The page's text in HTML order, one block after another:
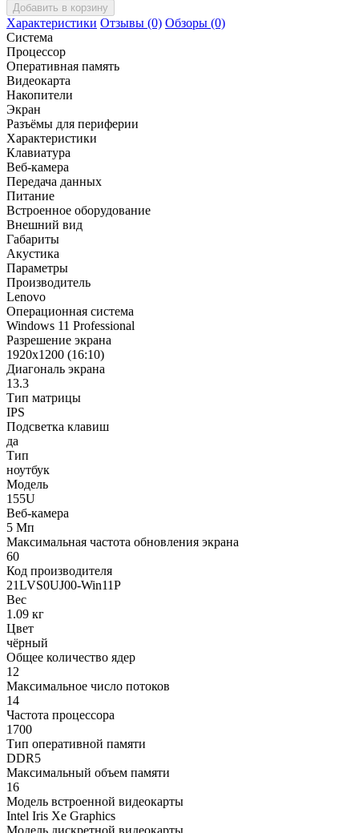
Добавить в корзину
Характеристики Отзывы (0) Обзоры (0)
Система
Процессор
Оперативная память
Видеокарта
Накопители
Экран
Разъёмы для периферии
Характеристики
Клавиатура
Веб-камера
Передача данных
Питание
Встроенное оборудование
Внешний вид
Габариты
Акустика
Параметры
Производитель
Lenovo
Операционная система
Windows 11 Professional
Разрешение экрана
1920x1200 (16:10)
Диагональ экрана
13.3
Тип матрицы
IPS
Подсветка клавиш
да
Тип
ноутбук
Модель
155U
Веб-камера
5 Мп
Максимальная частота обновления экрана
60
Код производителя
21LVS0UJ00-Win11P
Вес
1.09 кг
Цвет
чёрный
Общее количество ядер
12
Максимальное число потоков
14
Частота процессора
1700
Тип оперативной памяти
DDR5
Максимальный объем памяти
16
Модель встроенной видеокарты
Intel Iris Xe Graphics
Модель дискретной видеокарты